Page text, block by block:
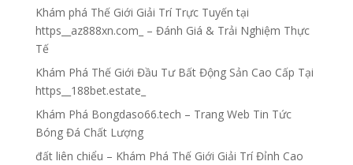
Khám phá Thế Giới Giải Trí Trực Tuyến tại
https__az888xn.com_ – Đánh Giá & Trải Nghiệm Thực
Tế
Khám Phá Thế Giới Đầu Tư Bất Động Sản Cao Cấp Tại
https__188bet.estate_
Khám Phá Bongdaso66.tech – Trang Web Tin Tức
Bóng Đá Chất Lượng
đất liên chiểu – Khám Phá Thế Giới Giải Trí Đỉnh Cao